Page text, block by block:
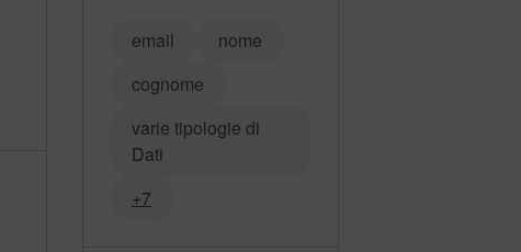
email
nome
cognome
varie tipologie di
Dati
+7